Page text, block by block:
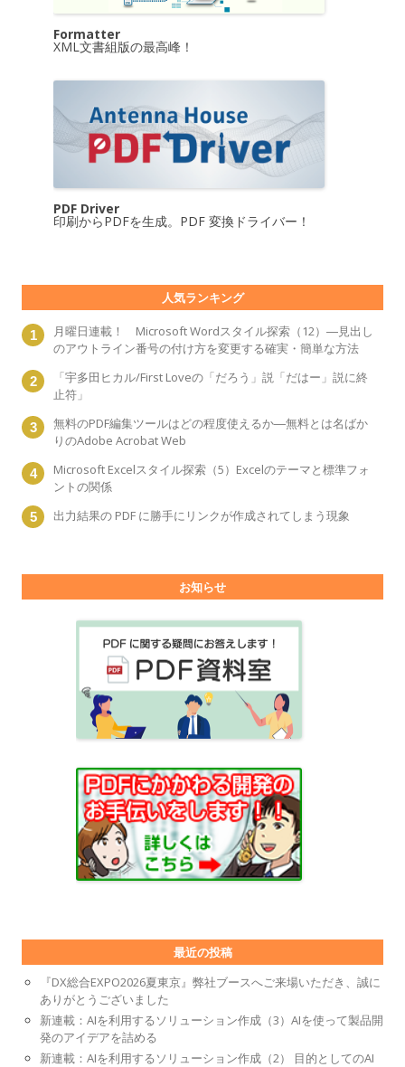
Formatter
XML文書組版の最高峰！
PDF Driver
印刷からPDFを生成。PDF 変換ドライバー！
人気ランキング
月曜日連載！ Microsoft Wordスタイル探索（12）―見出し
のアウトライン番号の付け方を変更する確実・簡単な方法
「宇多田ヒカル/First Loveの「だろう」説「だはー」説に終
止符」
無料のPDF編集ツールはどの程度使えるか―無料とは名ばか
りのAdobe Acrobat Web
Microsoft Excelスタイル探索（5）Excelのテーマと標準フォ
ントの関係
出力結果の PDF に勝手にリンクが作成されてしまう現象
お知らせ
最近の投稿
『DX総合EXPO2026夏東京』弊社ブースへご来場いただき、誠に
ありがとうございました
新連載：AIを利用するソリューション作成（3）AIを使って製品開
発のアイデアを詰める
新連載：AIを利用するソリューション作成（2） 目的としてのAI